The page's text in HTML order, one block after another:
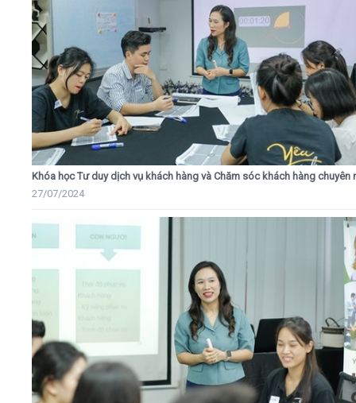
Khóa học Tư duy dịch vụ khách hàng và Chăm sóc khách hàng chuyên
27/07/2024